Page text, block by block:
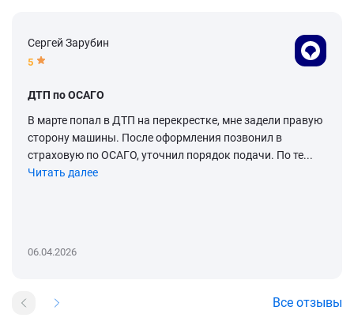
Сергей Зарубин
5
ДТП по ОСАГО
В марте попал в ДТП на перекрестке, мне задели правую
сторону машины. После оформления позвонил в
страховую по ОСАГО, уточнил порядок подачи. По те...
Читать далее
06.04.2026
Все отзывы